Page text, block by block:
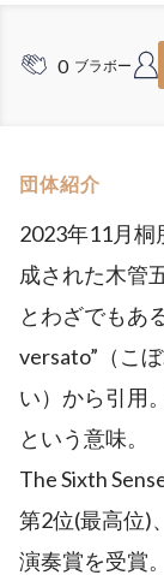
0 ブラボー
団体紹介
2023年11月桐
成された木管
とわざでもあ
versato”（こ
い）から引用
という意味。
The Sixth
第2位(最高位)
演奏賞を受賞。